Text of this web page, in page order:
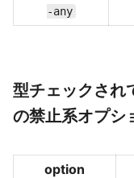
-any
型チェックされ
の禁止系オプシ
option